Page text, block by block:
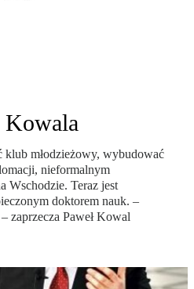
Kowala
klub młodzieżowy, wybudować
nieformalnym
Wschodzie. Teraz jest
doktorem nauk. –
zaprzecza Paweł Kowal